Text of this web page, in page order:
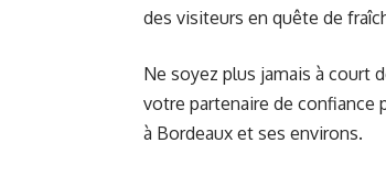
des visiteurs en quête de
Ne soyez plus jamais à court
votre partenaire de
à Bordeaux et ses environs.